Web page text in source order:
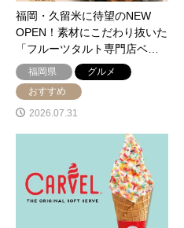
福岡・久留米に待望のNEW
OPEN！素材にこだわり抜いた
「フルーツタルト専門店ベ…
福岡県
グルメ
おすすめ
2026.07.31